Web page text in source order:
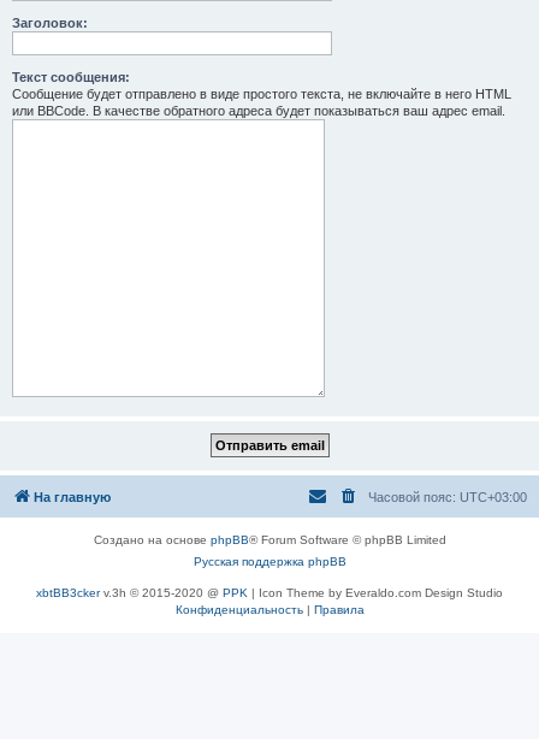
Заголовок:
Текст сообщения:
Сообщение будет отправлено в виде простого текста, не включайте в него HTML
или BBCode. В качестве обратного адреса будет показываться ваш адрес email.
На главную Часовой пояс: UTC+03:00
Создано на основе phpBB® Forum Software © phpBB Limited
Русская поддержка phpBB
xbtBB3ckerv.3h © 2015-2020 @ PPK | Icon Theme by Everaldo.com Design Studio
Конфиденциальность| Правила